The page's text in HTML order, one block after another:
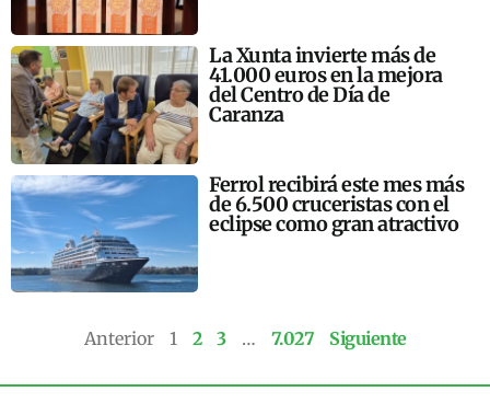
La Xunta invierte más de
41.000 euros en la mejora
del Centro de Día de
Caranza
Ferrol recibirá este mes más
de 6.500 cruceristas con el
eclipse como gran atractivo
Anterior 1 2 3 … 7.027 Siguiente